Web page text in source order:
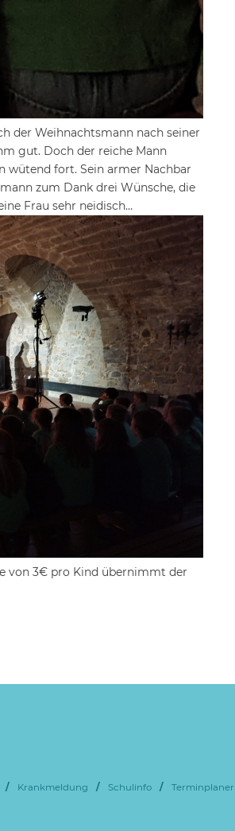
der Weihnachtsmann nach seiner
gut. Doch der reiche Mann
wütend fort. Sein armer Nachbar
zum Dank drei Wünsche, die
Frau sehr neidisch…
von 3€ pro Kind übernimmt der
/ Krankmeldung / Schulinfo / Terminplaner